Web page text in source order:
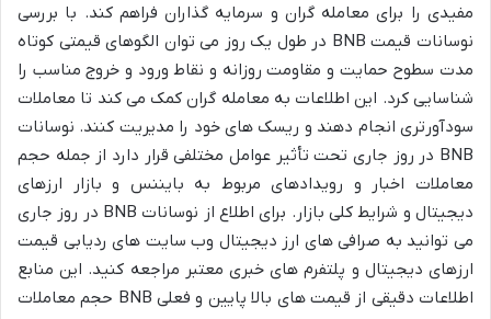
مفیدی را برای معامله گران و سرمایه گذاران فراهم کند. با بررسی
نوسانات قیمت BNB در طول یک روز می توان الگوهای قیمتی کوتاه
مدت سطوح حمایت و مقاومت روزانه و نقاط ورود و خروج مناسب را
شناسایی کرد. این اطلاعات به معامله گران کمک می کند تا معاملات
سودآورتری انجام دهند و ریسک های خود را مدیریت کنند. نوسانات
BNB در روز جاری تحت تأثیر عوامل مختلفی قرار دارد از جمله حجم
معاملات اخبار و رویدادهای مربوط به بایننس و بازار ارزهای
دیجیتال و شرایط کلی بازار. برای اطلاع از نوسانات BNB در روز جاری
می توانید به صرافی های ارز دیجیتال وب سایت های ردیابی قیمت
ارزهای دیجیتال و پلتفرم های خبری معتبر مراجعه کنید. این منابع
اطلاعات دقیقی از قیمت های بالا پایین و فعلی BNB حجم معاملات